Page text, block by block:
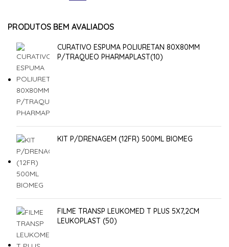
PRODUTOS BEM AVALIADOS
CURATIVO ESPUMA POLIURETAN 80X80MM
P/TRAQUEO PHARMAPLAST(10)
KIT P/DRENAGEM (12FR) 500ML BIOMEG
FILME TRANSP LEUKOMED T PLUS 5X7,2CM
LEUKOPLAST (50)